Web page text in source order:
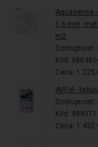
Aquasense
1,6 mm,
m2
Dostupnost:
Kód:
Cena: 1
AVFol -
Dostupnost:
Kód: 989071
Cena: 1